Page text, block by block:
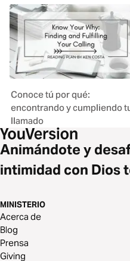
Conoce tú por qué:
encontrando y cumpliendo
llamado
Animándote y
intimidad con Dios
MINISTERIO
Acerca de
Blog
Prensa
Giving